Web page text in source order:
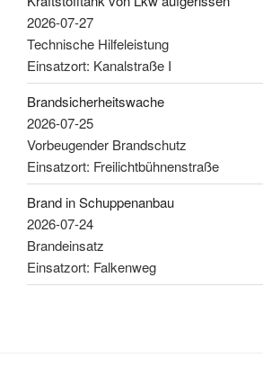
2026-07-27
Technische Hilfeleistung
Einsatzort: Kanalstraße I
Brandsicherheitswache
2026-07-25
Vorbeugender Brandschutz
Einsatzort: Freilichtbühnenstraße
Brand in Schuppenanbau
2026-07-24
Brandeinsatz
Einsatzort: Falkenweg